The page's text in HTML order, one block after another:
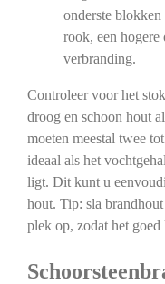
onderste
rook, een hogere
verbranding.
Controleer voor het
droog en schoon hout
moeten meestal twee
ideaal als het
ligt. Dit kunt u
hout. Tip: sla
plek op, zodat het